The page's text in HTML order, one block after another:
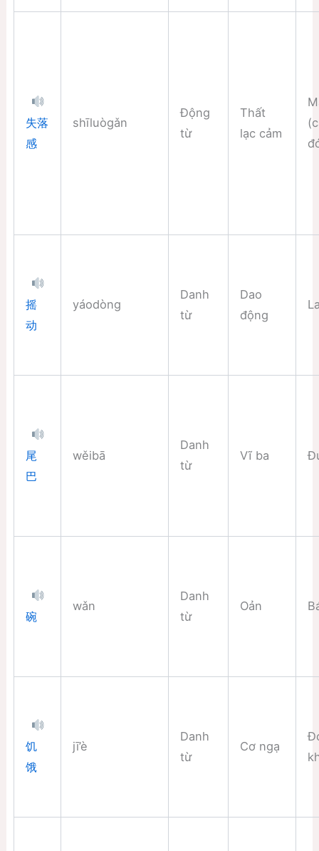
失落
感
shīluògǎn
Động
từ
Thất
lạc cảm
摇
动
yáodòng
Danh
từ
Dao
động
尾
巴
wěibā
Danh
từ
Vĩ ba
碗
wǎn
Danh
từ
Oản
饥
饿
jī’è
Danh
từ
Cơ ngạ